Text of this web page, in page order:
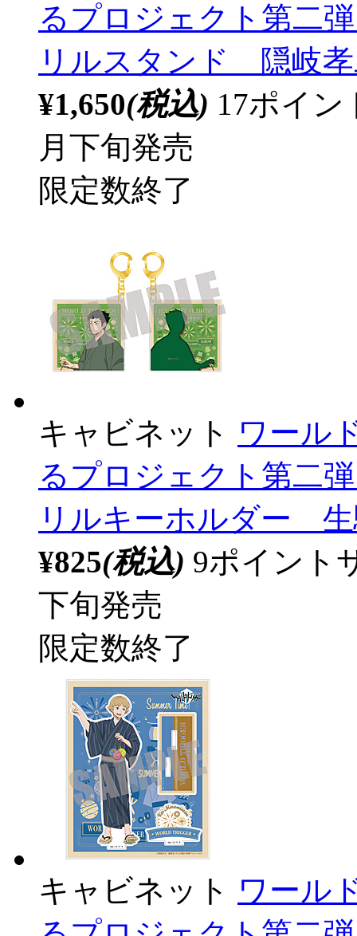
るプロジェクト第二
リルスタンド 隠岐
¥1,650(税込) 17ポイ
月下旬発売
限定数終了
キャビネット ワール
るプロジェクト第二
リルキーホルダー
¥825(税込) 9ポイント
下旬発売
限定数終了
キャビネット ワール